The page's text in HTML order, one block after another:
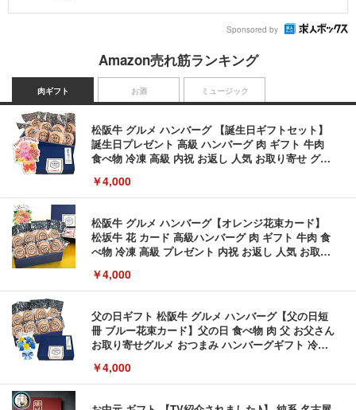
Sponsored by
Amazon売れ筋ランキング
肉ギフト
松阪牛 グルメ ハンバーグ 【誕生日ギフトセット】
誕生日プレゼント 高級 ハンバーグ 肉 ギフト 牛肉
食べ物 冷凍 高級 内祝 お返し 人気 お取り寄せ グル
￥4,000
松阪牛 グルメ ハンバーグ【オレンジ花束カード】
松坂牛 花 カード 高級ハンバーグ 肉 ギフト 牛肉 食
べ物 冷凍 高級 プレゼント 内祝 お返し 人気 お取り
￥4,000
父の日ギフト 松阪牛 グルメ ハンバーグ【父の日短
冊 ブルー花束カード】父の日 食べ物 肉 父 お父さん
お取り寄せグルメ おつまみ ハンバーグギフト 冷凍
￥4,000
お酒 ミュージック